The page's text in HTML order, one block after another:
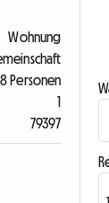
Wohnung
8 Personen
1
79397